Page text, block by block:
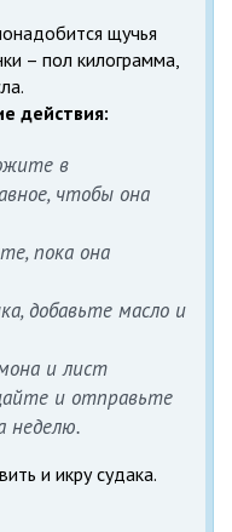
щучья
– пол килограмма,
действия:
в
чтобы она
пока она
добавьте масло и
и лист
и отправьте
неделю.
и икру судака.